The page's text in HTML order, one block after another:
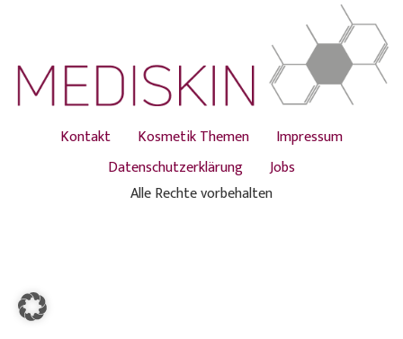
Kontakt Kosmetik Themen
Impressum
Datenschutzerklärung
Jobs
Alle Rechte vorbehalten